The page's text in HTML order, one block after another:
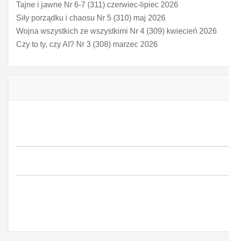
Tajne i jawne Nr 6-7 (311) czerwiec-lipiec 2026
Siły porządku i chaosu Nr 5 (310) maj 2026
Wojna wszystkich ze wszystkimi Nr 4 (309) kwiecień 2026
Czy to ty, czy AI? Nr 3 (308) marzec 2026